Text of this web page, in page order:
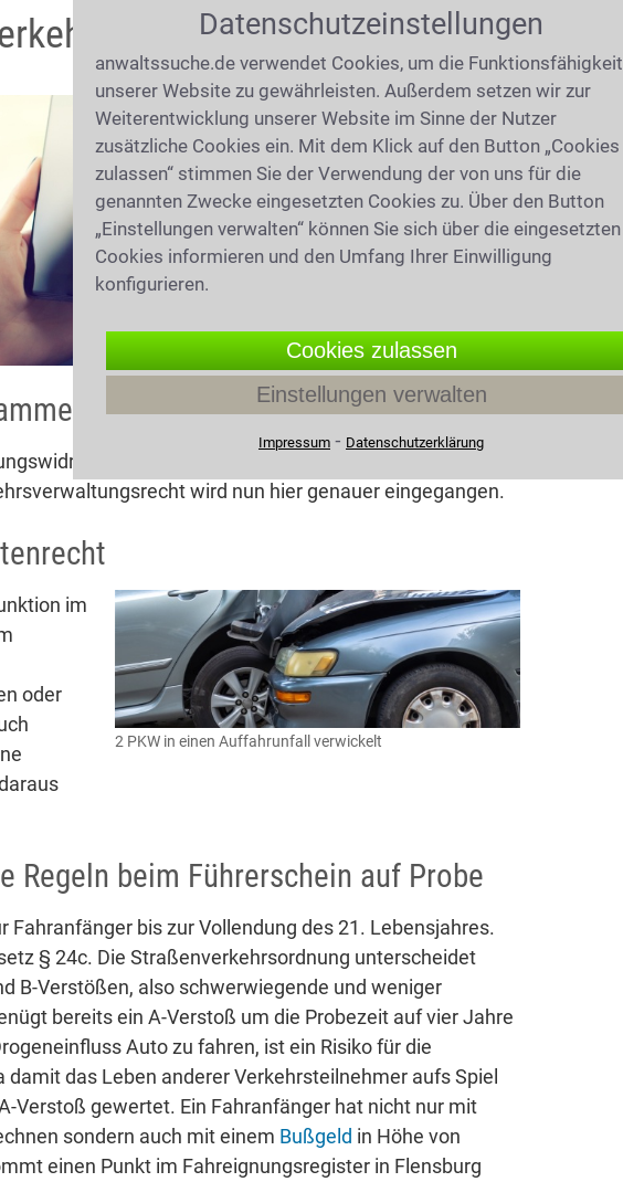
in Miltenberg
Verkehrsstrafrecht,
wird nun hier genauer eingegangen.
2 PKW in einen Auffahrunfall verwickelt
im
oder
Regeln beim Führerschein auf Probe
Fahranfänger bis zur Vollendung des 21. Lebensjahres.
§ 24c. Die Straßenverkehrsordnung unterscheidet
B-Verstößen, also schwerwiegende und weniger
bereits ein A-Verstoß um die Probezeit auf vier Jahre
Auto zu fahren, ist ein Risiko für die
das Leben anderer Verkehrsteilnehmer aufs Spiel
Verstoß gewertet. Ein Fahranfänger hat nicht nur mit
sondern auch mit einem Bußgeld in Höhe von
einen Punkt im Fahreignungsregister in Flensburg
Datenschutzeinstellungen
anwaltssuche.de verwendet Cookies, um die Funktionsfähigkeit
unserer Website zu gewährleisten. Außerdem setzen wir zur
Weiterentwicklung unserer Website im Sinne der Nutzer
zusätzliche Cookies ein. Mit dem Klick auf den Button „Cookies
zulassen“ stimmen Sie der Verwendung der von uns für die
genannten Zwecke eingesetzten Cookies zu. Über den Button
„Einstellungen verwalten“ können Sie sich über die eingesetzten
Cookies informieren und den Umfang Ihrer Einwilligung
konfigurieren.
Cookies zulassen
Einstellungen verwalten
Impressum ⁃ Datenschutzerklärung